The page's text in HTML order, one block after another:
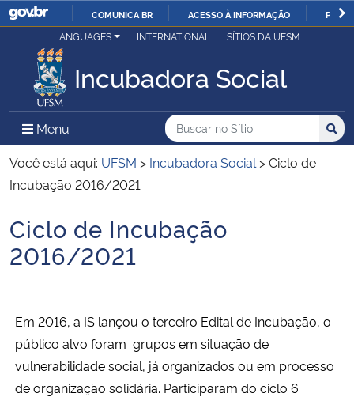
IR
O
COMUNICA BR ACESSO À INFORMAÇÃO
Ministério da Justiça e Segurança Pública
Ministério da Defesa
Ministério das Relações Exteriores
Ministério da Infraestrutura
Ministério da Educação
Ministério da Cidadania
LANGUAGES INTERNATIONAL SÍTIOS DA UFSM
Incubadora Social
Menu Menu Principal do Sítio
Busca
Buscar no no Sítio
Busca:
Você está aqui: UFSM > Incubadora Social >Ciclo de
Incubação 2016/2021
Início do conteúdo
Ciclo de Incubação
2016/2021
Em 2016, a IS lançou o terceiro Edital de Incubação, o
público alvo foram grupos em situação de
vulnerabilidade social, já organizados ou em processo
de organização solidária. Participaram do ciclo 6